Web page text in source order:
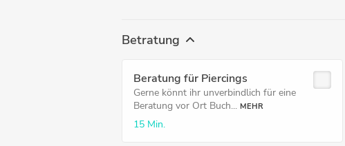
Betratung
Beratung für Piercings
Gerne könnt ihr unverbindlich für eine
Beratung vor Ort Buch... MEHR
15 Min.